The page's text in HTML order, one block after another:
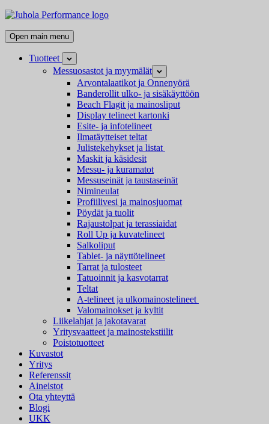
Skip
content
Juhola
Kaikki
messutuotteet
mainostarvikkeet
Open main menu
Tuotteet
Open
child
menu
Messuosastot ja myymälät Open
child
menu
Arvontalaatikot ja Onnenyörä
Banderollit ulko- ja sisäkäyttöön
Beach Flagit ja mainosliput
Display telineet kartonki
Esite- ja infotelineet
Ilmatäytteiset teltat
Julistekehykset ja listat
Maskit ja käsidesit
Messu- ja kuramatot
Messuseinät ja taustaseinät
Nimineulat
Profiilivesi ja mainosjuomat
Pöydät ja tuolit
Rajaustolpat ja terassiaidat
Roll Up ja kuvatelineet
Salkoliput
Tablet- ja näyttötelineet
Tarrat ja tulosteet
Tatuoinnit ja kasvotarrat
Teltat
A-telineet ja ulkomainostelineet
Valomainokset ja kyltit
Liikelahjat ja jakotavarat
Yritysvaatteet ja mainostekstiilit
Poistotuotteet
Kuvastot
Yritys
Referenssit
Aineistot
Ota yhteyttä
Blogi
UKK